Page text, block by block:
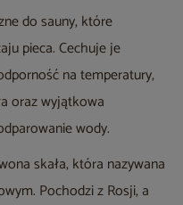
do sauny, które
pieca. Cechuje je
na temperatury,
oraz wyjątkowa
wody.
skała, która nazywana
Pochodzi z Rosji, a